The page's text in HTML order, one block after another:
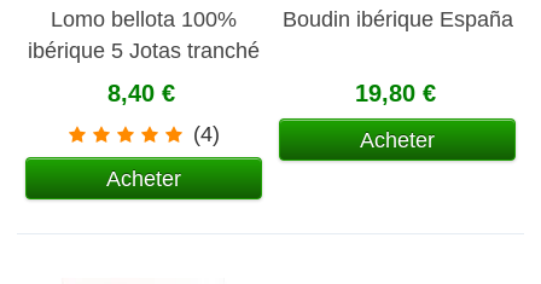
Lomo bellota 100%
ibérique 5 Jotas tranché
100 gr
8,40 €
(4)
Acheter
Boudin ibérique España
19,80 €
Acheter